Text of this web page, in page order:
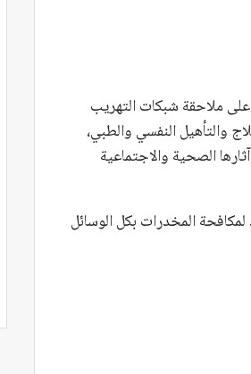
على ملاحقة شبكات التهريب
والتأهيل النفسي والطبي،
الصحية والاجتماعية
المخدرات بكل الوسائل